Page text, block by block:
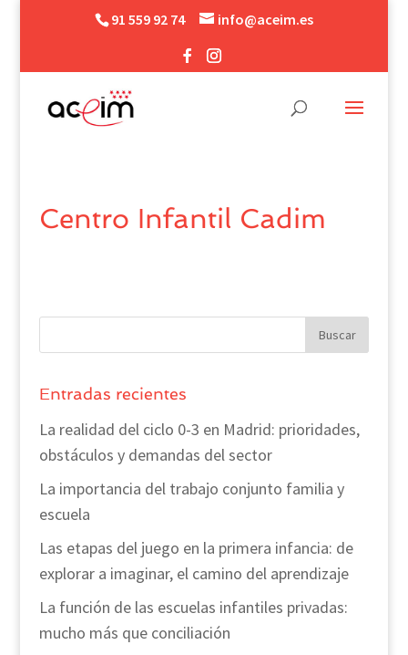
91 559 92 74 info@aceim.es
Centro Infantil Cadim
Entradas recientes
La realidad del ciclo 0-3 en Madrid: prioridades,
obstáculos y demandas del sector
La importancia del trabajo conjunto familia y
escuela
Las etapas del juego en la primera infancia: de
explorar a imaginar, el camino del aprendizaje
La función de las escuelas infantiles privadas:
mucho más que conciliación